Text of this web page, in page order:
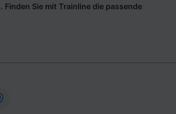
Finden Sie mit Trainline die passende